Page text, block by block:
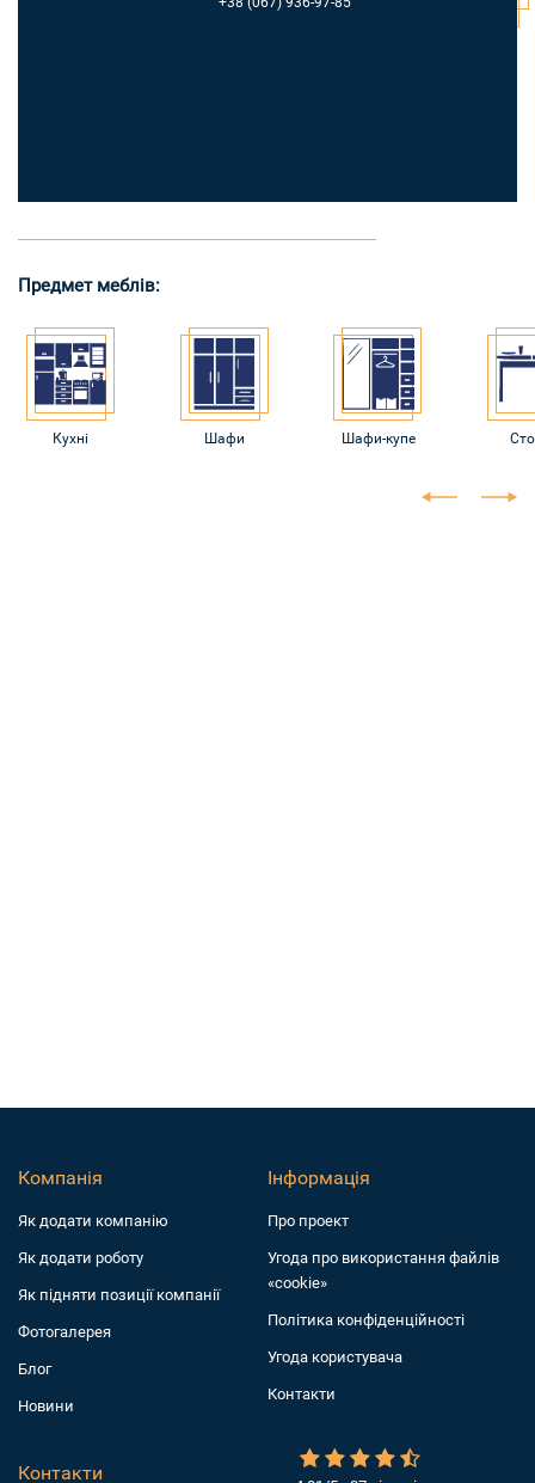
Предмет меблів:
Кухні Шафи Шафи-купе
Компанія
Як додати компанiю
Як додати роботу
Як підняти позиції компанії
Фотогалерея
Блог
Новини
Інформація
Про проект
Угода про використання файлів
«cookie»
Політика конфіденційності
Угода користувача
Контакти
Контакти